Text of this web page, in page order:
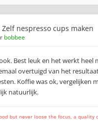
Zelf nespresso cups maken
bobbee
Best leuk en het werkt heel
overtuigd van het
Koffie was ok, vergelijken
natuurlijk.
but never loose the focus, a quality